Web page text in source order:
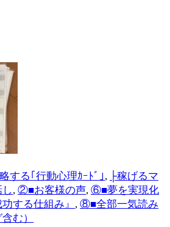
する｢行動心理ｶｰﾄﾞ｣ , ├稼げるマ
, ②■お客様の声, ⑥■夢を実現化
する仕組み』 , ⑧■全部一気読み
む）